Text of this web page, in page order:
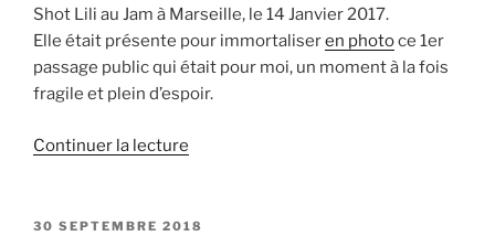
Shot Lili au Jam à Marseille, le 14 Janvier 2017.
Elle était présente pour immortaliseren photoce 1er
passage public qui était pour moi, un moment à la fois
fragile et plein d’espoir.
Continuer la lecture
:
PUBLIÉ
30 SEPTEMBRE 2018